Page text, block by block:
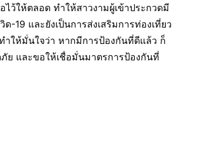
ว้ให้ตลอด ทำให้สาวงามผู้เข้าประกวดมี
-19 และยังเป็นการส่งเสริมการท่องเที่ยว
ำให้มั่นใจว่า หากมีการป้องกันที่ดีแล้ว ก็
ย และขอให้เชื่อมั่นมาตรการป้องกันที่